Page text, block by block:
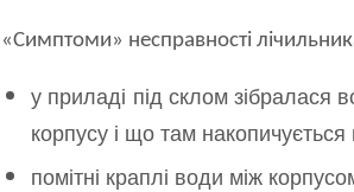
«Симптоми» несправності
у приладі під склом зібралася
корпусу і що там
помітні краплі води між